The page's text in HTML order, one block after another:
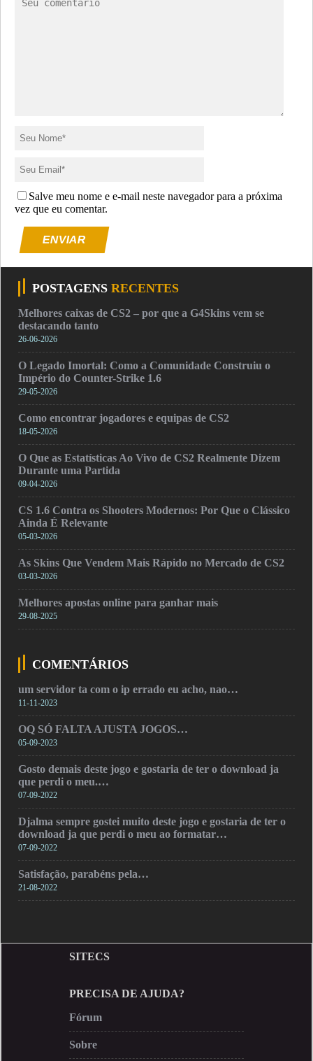
Salve meu nome e e-mail neste navegador para a próxima
vez que eu comentar.
ENVIAR
POSTAGENS RECENTES
Melhores caixas de CS2 – por que a G4Skins vem se
destacando tanto
26-06-2026
O Legado Imortal: Como a Comunidade Construiu o
Império do Counter-Strike 1.6
29-05-2026
Como encontrar jogadores e equipas de CS2
18-05-2026
O Que as Estatísticas Ao Vivo de CS2 Realmente Dizem
Durante uma Partida
09-04-2026
CS 1.6 Contra os Shooters Modernos: Por Que o Clássico
Ainda É Relevante
05-03-2026
As Skins Que Vendem Mais Rápido no Mercado de CS2
03-03-2026
Melhores apostas online para ganhar mais
29-08-2025
COMENTÁRIOS
um servidor ta com o ip errado eu acho, nao…
11-11-2023
OQ SÓ FALTA AJUSTA JOGOS…
05-09-2023
Gosto demais deste jogo e gostaria de ter o download ja
que perdi o meu.…
07-09-2022
Djalma sempre gostei muito deste jogo e gostaria de ter o
download ja que perdi o meu ao formatar…
07-09-2022
Satisfação, parabéns pela…
21-08-2022
SITECS
PRECISA DE AJUDA?
Fórum
Sobre